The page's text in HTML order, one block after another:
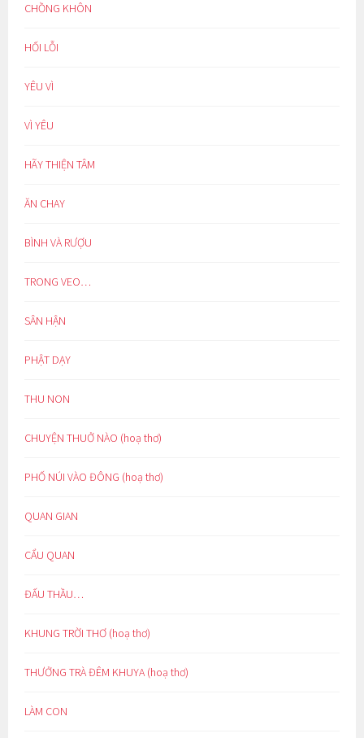
CHỒNG KHÔN
HỐI LỖI
YÊU VÌ
VÌ YÊU
HÃY THIỆN TÂM
ĂN CHAY
BÌNH VÀ RƯỢU
TRONG VEO…
SÂN HẬN
PHẬT DẠY
THU NON
CHUYỆN THUỞ NÀO (hoạ thơ)
PHỐ NÚI VÀO ĐÔNG (hoạ thơ)
QUAN GIAN
CẨU QUAN
ĐẤU THẦU…
KHUNG TRỜI THƠ (hoạ thơ)
THƯỞNG TRÀ ĐÊM KHUYA (hoạ thơ)
LÀM CON